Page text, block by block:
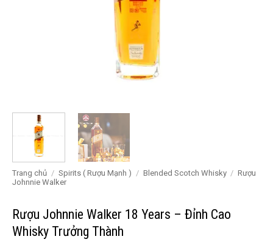
Trang chủ / Spirits ( Rượu Mạnh ) / Blended Scotch Whisky / Rượu
Johnnie Walker
Rượu Johnnie Walker 18 Years – Đỉnh Cao
Whisky Trưởng Thành